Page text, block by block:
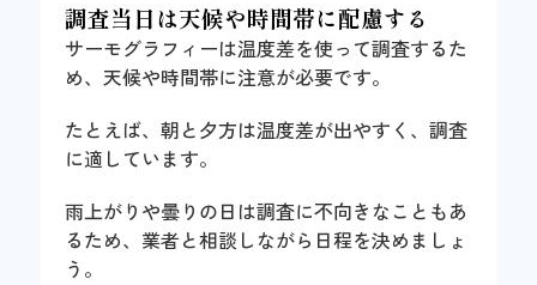
調査当日は天候や時間帯に配慮する
サーモグラフィーは温度差を使って調査するた
め、天候や時間帯に注意が必要です。
たとえば、朝と夕方は温度差が出やすく、調査
に適しています。
雨上がりや曇りの日は調査に不向きなこともあ
るため、業者と相談しながら日程を決めましょ
う。